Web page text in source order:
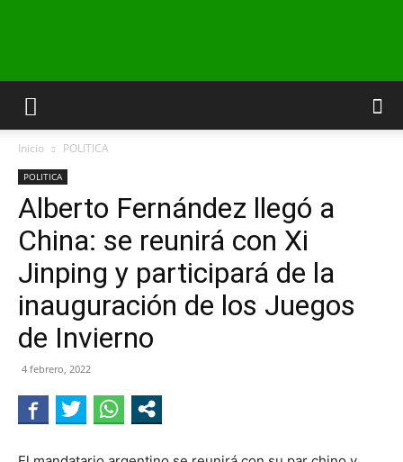
INFO24
NEGRO
Inicio POLITICA
POLITICA
Alberto Fernández llegó a
China: se reunirá con Xi
Jinping y participará de la
inauguración de los Juegos
de Invierno
4 febrero, 2022